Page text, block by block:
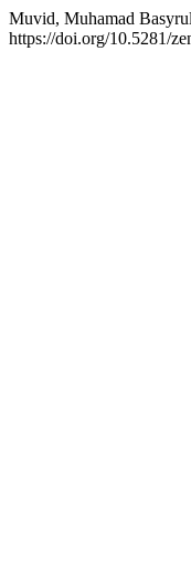
Muvid, Muhamad
https://doi.org/10.5281/